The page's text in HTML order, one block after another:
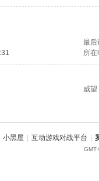
最后
所在
威望
小黑屋 互动游戏对战平台